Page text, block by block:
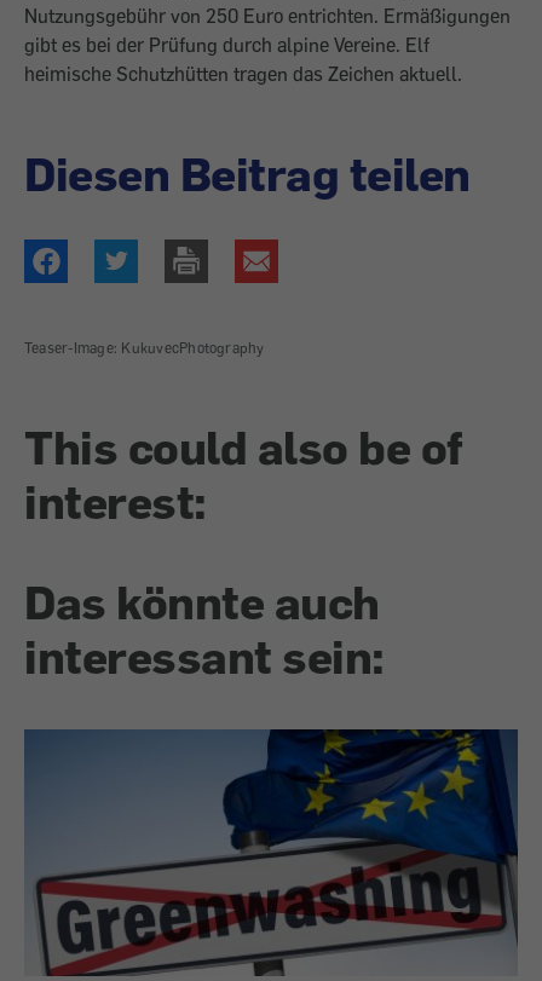
Nutzungsgebühr von 250 Euro entrichten. Ermäßigungen
gibt es bei der Prüfung durch alpine Vereine. Elf
heimische Schutzhütten tragen das Zeichen aktuell.
Diesen Beitrag teilen
Teaser-Image: KukuvecPhotography
This could also be of
interest:
Das könnte auch
interessant sein: